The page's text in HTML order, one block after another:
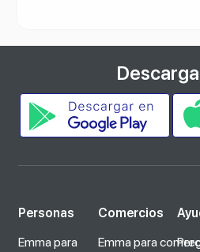
Personas
Emma para
Comercios
Emma para